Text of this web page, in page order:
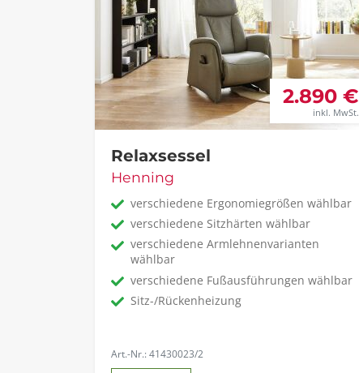
2.890 €
inkl. MwSt.
Relaxsessel
Henning
verschiedene Ergonomiegrößen wählbar
verschiedene Sitzhärten wählbar
verschiedene Armlehnenvarianten
wählbar
verschiedene Fußausführungen wählbar
Sitz-/Rückenheizung
Art.-Nr.: 41430023/2